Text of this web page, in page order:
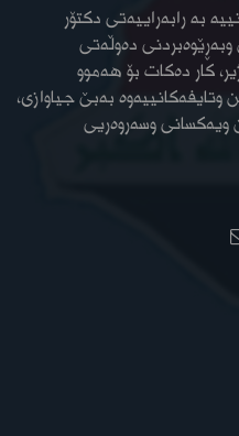
بە رابەراییەتی دکتۆر
دەوڵەتی
کار دەکات بۆ هەموو
بەبێ جیاوازی،
وسەروەریی